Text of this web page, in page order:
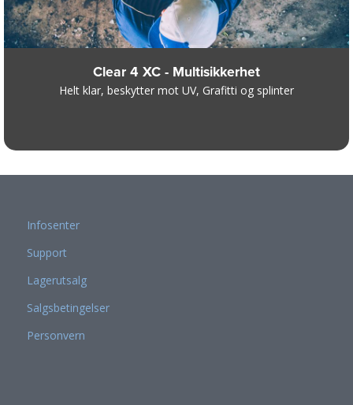
Clear 4 XC - Multisikkerhet
Helt klar, beskytter mot UV, Grafitti og splinter
Infosenter
Support
Lagerutsalg
Salgsbetingelser
Personvern